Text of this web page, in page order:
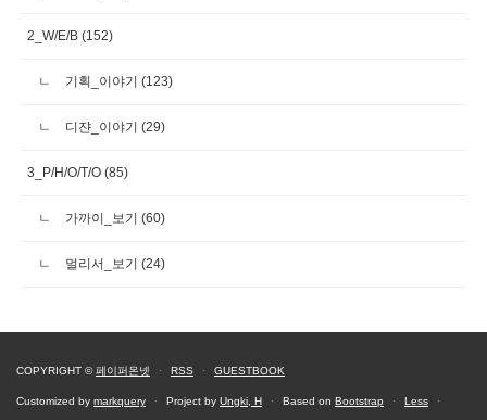
2_W/E/B (152)
기획_이야기 (123)
디쟌_이야기 (29)
3_P/H/O/T/O (85)
가까이_보기 (60)
멀리서_보기 (24)
COPYRIGHT ©페이퍼온넷 · RSS · GUESTBOOK
Customized by markquery · Project by Ungki, H · Based on Bootstrap · Less ·